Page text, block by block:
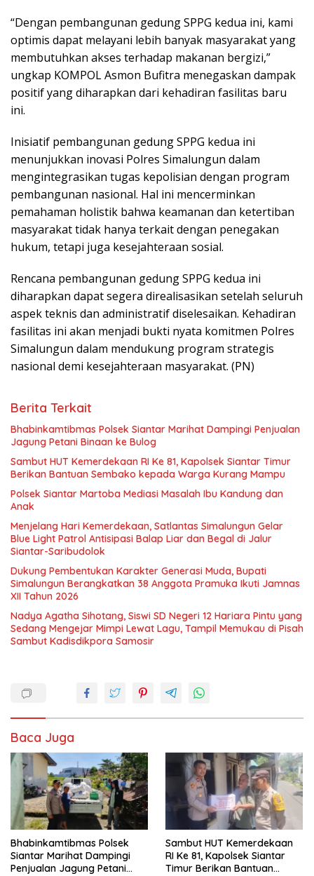
“Dengan pembangunan gedung SPPG kedua ini, kami
optimis dapat melayani lebih banyak masyarakat yang
membutuhkan akses terhadap makanan bergizi,”
ungkap KOMPOL Asmon Bufitra menegaskan dampak
positif yang diharapkan dari kehadiran fasilitas baru
ini.
Inisiatif pembangunan gedung SPPG kedua ini
menunjukkan inovasi Polres Simalungun dalam
mengintegrasikan tugas kepolisian dengan program
pembangunan nasional. Hal ini mencerminkan
pemahaman holistik bahwa keamanan dan ketertiban
masyarakat tidak hanya terkait dengan penegakan
hukum, tetapi juga kesejahteraan sosial.
Rencana pembangunan gedung SPPG kedua ini
diharapkan dapat segera direalisasikan setelah seluruh
aspek teknis dan administratif diselesaikan. Kehadiran
fasilitas ini akan menjadi bukti nyata komitmen Polres
Simalungun dalam mendukung program strategis
nasional demi kesejahteraan masyarakat. (PN)
Berita Terkait
Bhabinkamtibmas Polsek Siantar Marihat Dampingi Penjualan
Jagung Petani Binaan ke Bulog
Sambut HUT Kemerdekaan RI Ke 81, Kapolsek Siantar Timur
Berikan Bantuan Sembako kepada Warga Kurang Mampu
Polsek Siantar Martoba Mediasi Masalah Ibu Kandung dan
Anak
Menjelang Hari Kemerdekaan, Satlantas Simalungun Gelar
Blue Light Patrol Antisipasi Balap Liar dan Begal di Jalur
Siantar-Saribudolok
Dukung Pembentukan Karakter Generasi Muda, Bupati
Simalungun Berangkatkan 38 Anggota Pramuka Ikuti Jamnas
XII Tahun 2026
Nadya Agatha Sihotang, Siswi SD Negeri 12 Hariara Pintu yang
Sedang Mengejar Mimpi Lewat Lagu, Tampil Memukau di Pisah
Sambut Kadisdikpora Samosir
Baca Juga
Bhabinkamtibmas Polsek
Siantar Marihat Dampingi
Penjualan Jagung Petani
Sambut HUT Kemerdekaan
RI Ke 81, Kapolsek Siantar
Timur Berikan Bantuan